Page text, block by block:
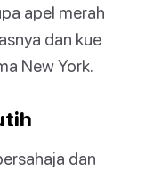
apel merah
dan kue
New York.
dan